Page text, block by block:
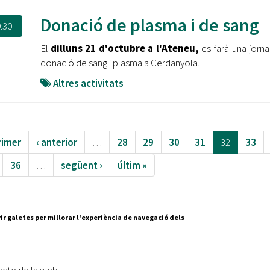
Donació de plasma i de sang
El dilluns 21 d'octubre a l'Ateneu, es farà una
donació de sang i plasma a Cerdanyola.
Altres activitats
‹ anterior … 28 29 30 31 32 33
36
… següent › últim »
galetes per millorar l'experiència de navegació dels